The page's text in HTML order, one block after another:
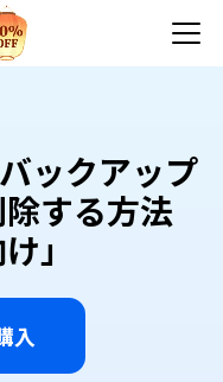
ックアップ
する方法
」
入